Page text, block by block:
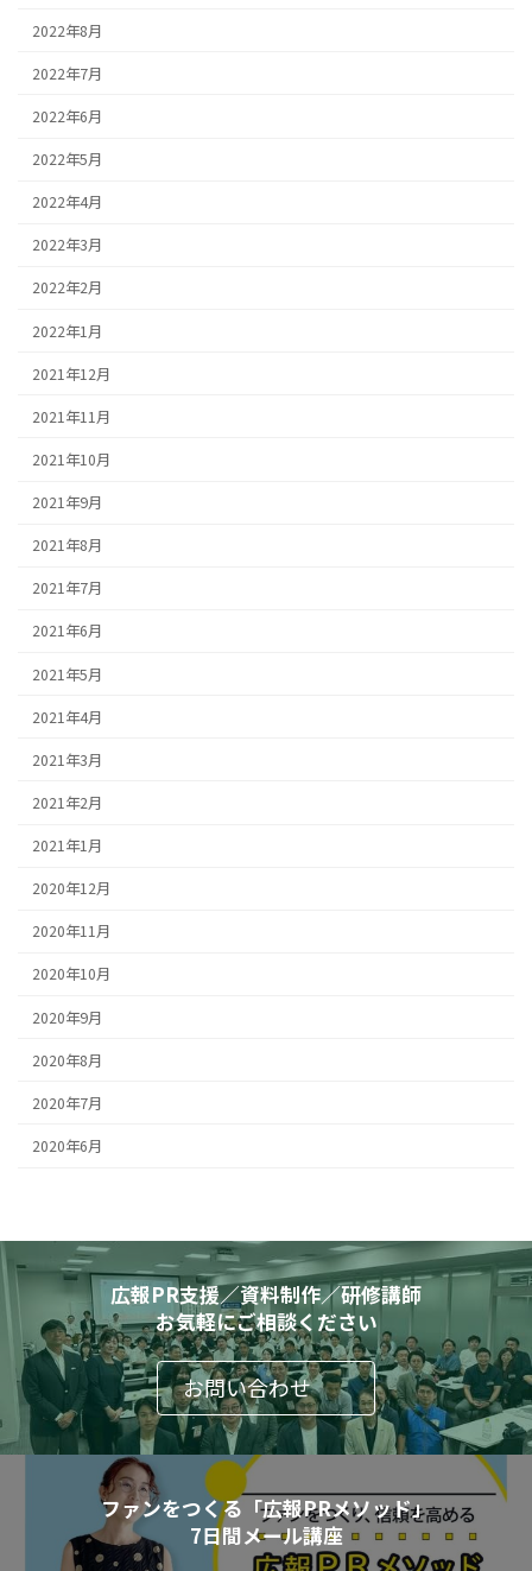
2022年8月
2022年7月
2022年6月
2022年5月
2022年4月
2022年3月
2022年2月
2022年1月
2021年12月
2021年11月
2021年10月
2021年9月
2021年8月
2021年7月
2021年6月
2021年5月
2021年4月
2021年3月
2021年2月
2021年1月
2020年12月
2020年11月
2020年10月
2020年9月
2020年8月
2020年7月
2020年6月
広報PR支援／資料制作／研修講師
お気軽にご相談ください
お問い合わせ
ファンをつくる「広報PRメソッド」
7日間メール講座